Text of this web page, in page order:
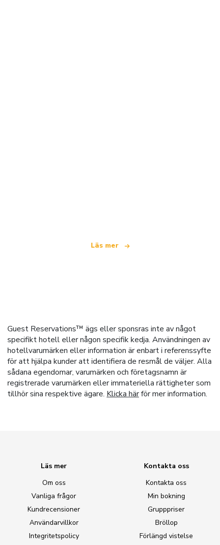
Läs mer
Guest Reservations™ ägs eller sponsras inte av något
specifikt hotell eller någon specifik kedja. Användningen av
hotellvarumärken eller information är enbart i referenssyfte
för att hjälpa kunder att identifiera de resmål de väljer. Alla
sådana egendomar, varumärken och företagsnamn är
registrerade varumärken eller immateriella rättigheter som
tillhör sina respektive ägare. Klicka härför mer information.
Läs mer
Om oss
Vanliga frågor
Kundrecensioner
Användarvillkor
Integritetspolicy
Kontakta oss
Kontakta oss
Min bokning
Grupppriser
Bröllop
Förlängd vistelse